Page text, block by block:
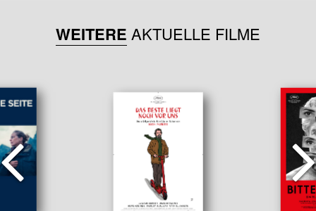
WEITERE AKTUELLE FILME